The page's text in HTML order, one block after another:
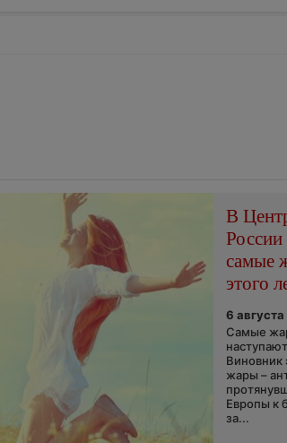
В
самые
этого
6
Самые
Виновник
жары –
Европы к
за...